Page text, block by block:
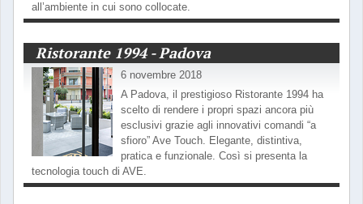
all’ambiente in cui sono collocate.
Ristorante 1994 - Padova
6 novembre 2018
A Padova, il prestigioso Ristorante 1994 ha
scelto di rendere i propri spazi ancora più
esclusivi grazie agli innovativi comandi “a
sfioro” Ave Touch. Elegante, distintiva,
pratica e funzionale. Così si presenta la
tecnologia touch di AVE.